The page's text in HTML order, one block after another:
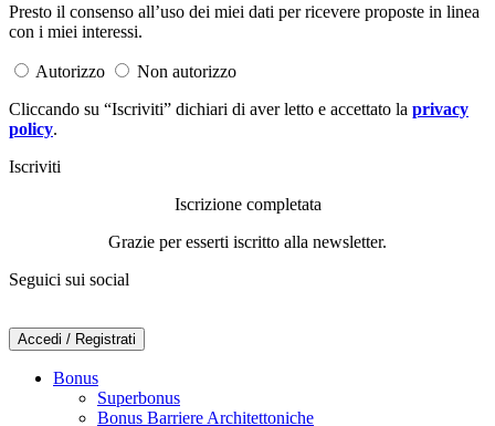
Presto il consenso all’uso dei miei dati per ricevere proposte in linea
con i miei interessi.
Autorizzo
Non autorizzo
Cliccando su “Iscriviti” dichiari di aver letto e accettato la privacy
policy.
Iscriviti
Iscrizione completata
Grazie per esserti iscritto alla newsletter.
Seguici sui social
Accedi / Registrati
Bonus
Superbonus
Bonus Barriere Architettoniche